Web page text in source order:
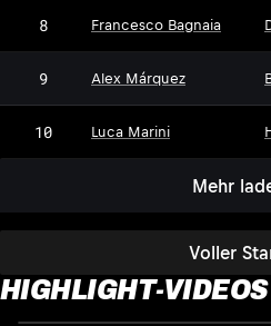
Voller
8 Francesco Bagnaia
9 Alex Márquez
10 Luca Marini
Mehr
HIGHLIGHT-VIDEOS